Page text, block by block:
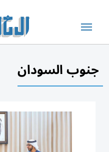
جنوب السودان